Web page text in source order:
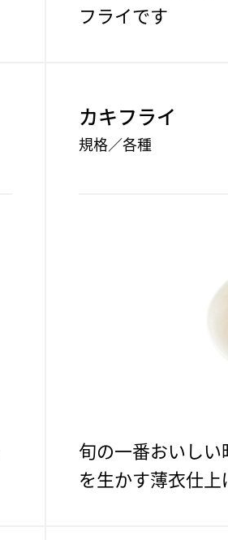
フライです
カキフライ
規格／各種
旬の一番おいし
を生かす薄衣仕上